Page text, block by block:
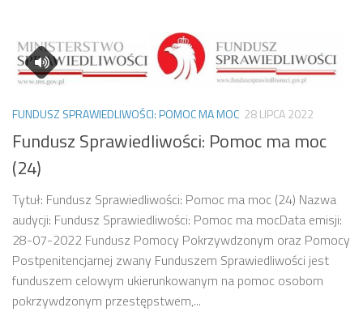
FUNDUSZ SPRAWIEDLIWOŚCI: POMOC MA MOC 28 LIPCA 2022
Fundusz Sprawiedliwości: Pomoc ma moc
(24)
Tytuł: Fundusz Sprawiedliwości: Pomoc ma moc (24) Nazwa
audycji: Fundusz Sprawiedliwości: Pomoc ma mocData emisji:
28-07-2022 Fundusz Pomocy Pokrzywdzonym oraz Pomocy
Postpenitencjarnej zwany Funduszem Sprawiedliwości jest
funduszem celowym ukierunkowanym na pomoc osobom
pokrzywdzonym przestępstwem,...